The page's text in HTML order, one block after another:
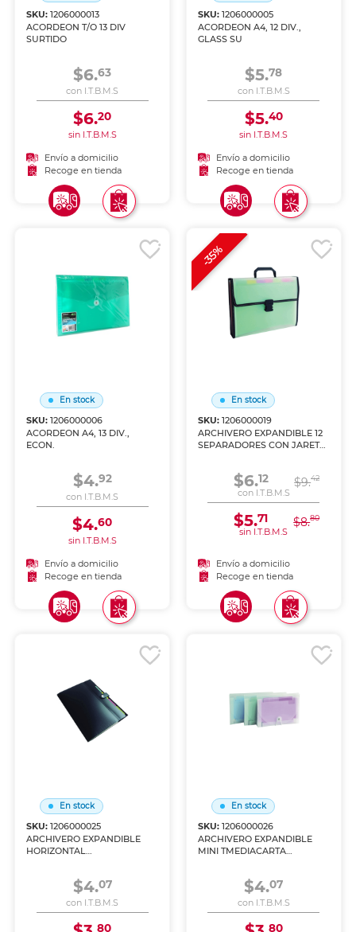
SKU:1206000013
ACORDEON T/O 13 DIV
SURTIDO
$6.63
con I.T.B.M.S
$6.20
sin I.T.B.M.S
Envío a domicilio
Recoge en tienda
SKU: 1206000005
ACORDEON A4, 12 DIV.,
GLASS SU
$5.78
con I.T.B.M.S
$5.40
sin I.T.B.M.S
Envío a domicilio
Recoge en tienda
En stock
SKU:1206000006
ACORDEON A4, 13 DIV.,
ECON.
$4.92
con I.T.B.M.S
$4.60
sin I.T.B.M.S
Envío a domicilio
Recoge en tienda
En stock
SKU: 1206000019
ARCHIVERO EXPANDIBLE 12
SEPARADORES CON JARETA
$6.12 $9.42
con I.T.B.M.S
$5.71 $8.80
sin I.T.B.M.S
Envío a domicilio
Recoge en tienda
-35%
En stock
SKU:1206000025
ARCHIVERO EXPANDIBLE
HORIZONTAL
$4.07
con I.T.B.M.S
80
En stock
SKU: 1206000026
ARCHIVERO EXPANDIBLE
MINI TMEDIACARTA
$4.07
con I.T.B.M.S
80